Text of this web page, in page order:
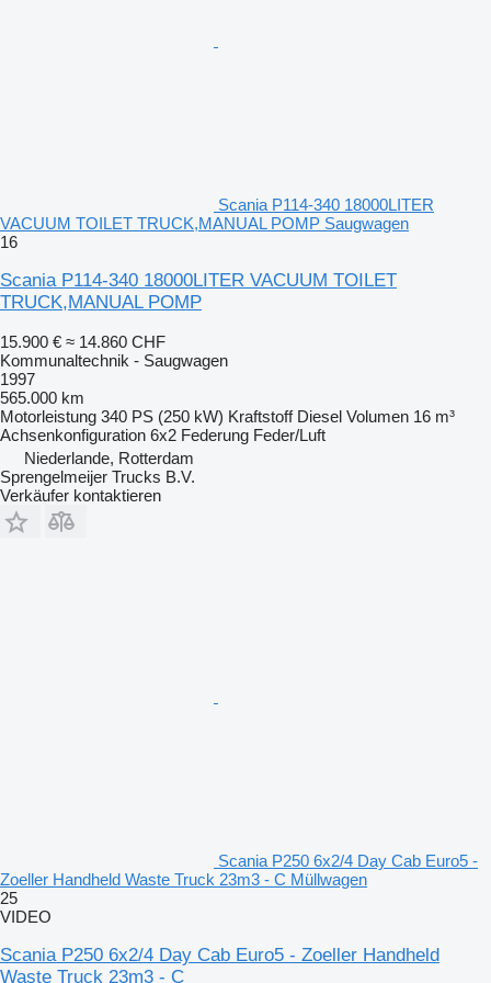
Scania P114-340 18000LITER
VACUUM TOILET TRUCK,MANUAL POMP Saugwagen
16
Scania P114-340 18000LITER VACUUM TOILET
TRUCK,MANUAL POMP
15.900 € ≈ 14.860 CHF
Kommunaltechnik - Saugwagen
1997
565.000 km
Motorleistung 340 PS (250 kW) Kraftstoff Diesel Volumen 16 m³
Achsenkonfiguration 6x2 Federung Feder/Luft
Niederlande, Rotterdam
Sprengelmeijer Trucks B.V.
Verkäufer kontaktieren
Scania P250 6x2/4 Day Cab Euro5 -
Zoeller Handheld Waste Truck 23m3 - C Müllwagen
25
VIDEO
Scania P250 6x2/4 Day Cab Euro5 - Zoeller Handheld
Waste Truck 23m3 - C